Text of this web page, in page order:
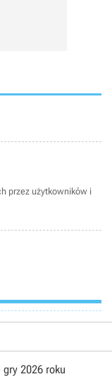
przez użytkowników i
gry 2026 roku